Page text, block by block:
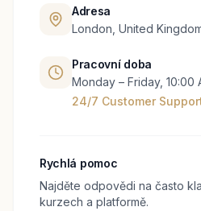
Adresa
London, United
Pracovní doba
Monday – Friday, 10:00
24/7 Customer
Rychlá pomoc
Najděte odpovědi na často
kurzech a platformě.